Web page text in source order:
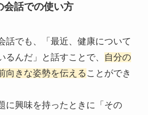
会話での使い方
話でも、「最近、健康について
るんだ」と話すことで、
自分の
向きな姿勢を伝える ことができ
に興味を持ったときに「その